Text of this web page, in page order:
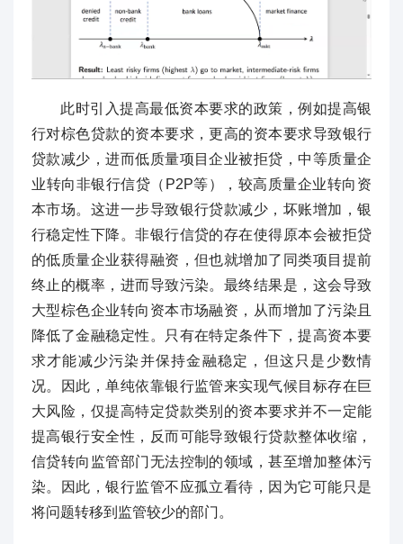
此时引入提高最低资本要求的政策，例如提高银
行对棕色贷款的资本要求，更高的资本要求导致银行
贷款减少，进而低质量项目企业被拒贷，中等质量企
业转向非银行信贷（P2P等），较高质量企业转向资
本市场。这进一步导致银行贷款减少，坏账增加，银
行稳定性下降。非银行信贷的存在使得原本会被拒贷
的低质量企业获得融资，但也就增加了同类项目提前
终止的概率，进而导致污染。最终结果是，这会导致
大型棕色企业转向资本市场融资，从而增加了污染且
降低了金融稳定性。只有在特定条件下，提高资本要
求才能减少污染并保持金融稳定，但这只是少数情
况。因此，单纯依靠银行监管来实现气候目标存在巨
大风险，仅提高特定贷款类别的资本要求并不一定能
提高银行安全性，反而可能导致银行贷款整体收缩，
信贷转向监管部门无法控制的领域，甚至增加整体污
染。因此，银行监管不应孤立看待，因为它可能只是
将问题转移到监管较少的部门。